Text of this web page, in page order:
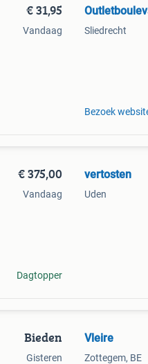
€ 31,95
Vandaag Sliedrecht
Bezoek
€ 375,00
Vandaag
Dagtopper
vertosten
Uden
Bieden
Gisteren
Vleire
Zottegem, BE